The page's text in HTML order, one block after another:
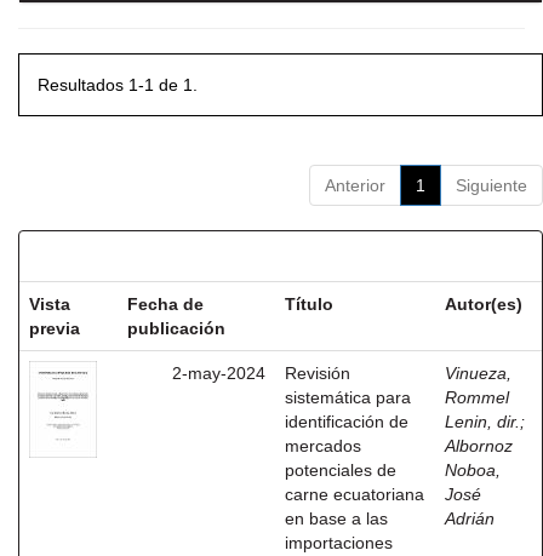
Resultados 1-1 de 1.
Anterior 1 Siguiente
Vista
previa
Fecha de
publicación
Título Autor(es)
2-may-2024
Revisión
sistemática para
identificación de
mercados
potenciales de
carne ecuatoriana
en base a las
importaciones
Vinueza,
Rommel
Lenin, dir. ;
Albornoz
Noboa,
José
Adrián